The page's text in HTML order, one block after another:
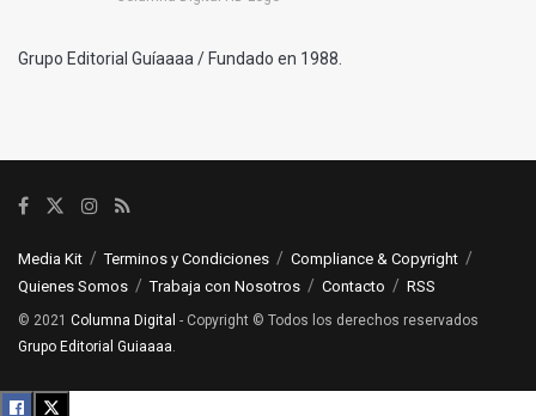
Grupo Editorial Guíaaaa / Fundado en 1988.
Media Kit Terminos y Condiciones
Compliance & Copyright
Quienes Somos
Trabaja con Nosotros Contacto RSS
© 2021 Columna Digital - Copyright © Todos los derechos reservados
Grupo Editorial Guiaaaa.